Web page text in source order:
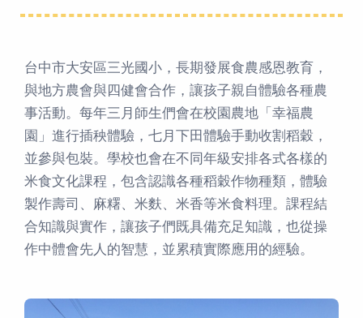
台中市大安區三光國小，長期發展食農感恩教育，
與地方農會與四健會合作，讓孩子親自體驗各種農
事活動。每年三月師生們會在校園農地「幸福農
園」進行插秧體驗，七月下田體驗手動收割稻穀，
並參與包裝。學校也會在不同年級安排各式各樣的
米食文化課程，包含認識各種稻穀作物種類，體驗
製作壽司、麻糬、米麩、米香等米食料理。課程結
合知識與實作，讓孩子們既具備充足知識，也從操
作中體會先人的智慧，並累積實際應用的經驗。